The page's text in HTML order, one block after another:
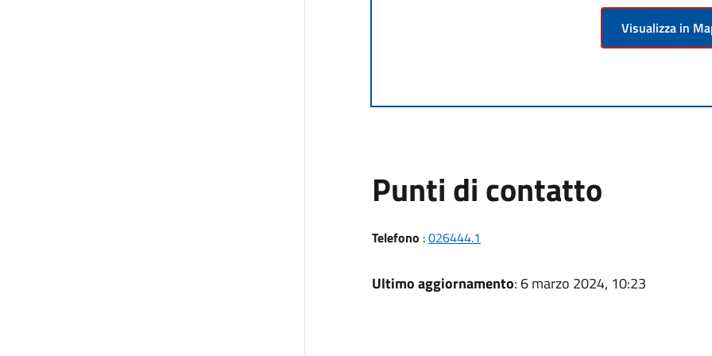
Visualizza in
Punti di contatto
Telefono :026444.1
Ultimo aggiornamento: 6 marzo 2024, 10:23